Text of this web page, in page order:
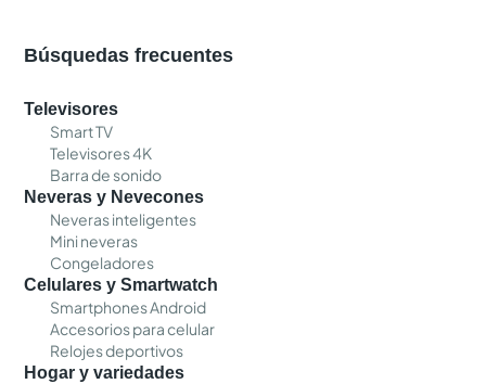
Búsquedas frecuentes
Televisores
Smart TV
Televisores 4K
Barra de sonido
Neveras y Nevecones
Neveras inteligentes
Mini neveras
Congeladores
Celulares y Smartwatch
Smartphones Android
Accesorios para celular
Relojes deportivos
Hogar y variedades